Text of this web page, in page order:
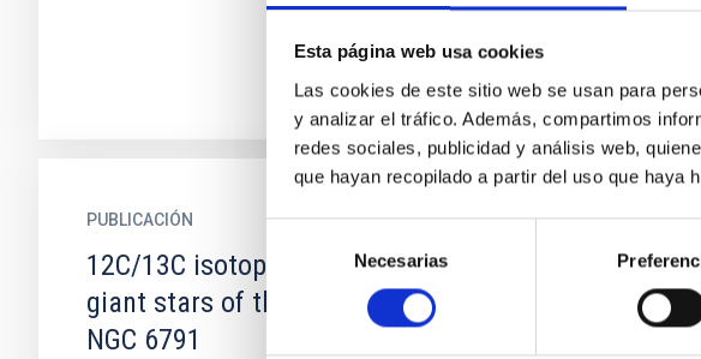
Esta página web usa cookies
Las cookies de este sitio web se usan para
y analizar el tráfico. Además, compartimos
redes sociales, publicidad y análisis web,
que hayan recopilado a partir del uso que haya
consentimiento
Necesarias
PUBLICACIÓN
12C/13C isotopic ratios in red-
giant stars of the open cluster
NGC 6791
1RXS
period
We